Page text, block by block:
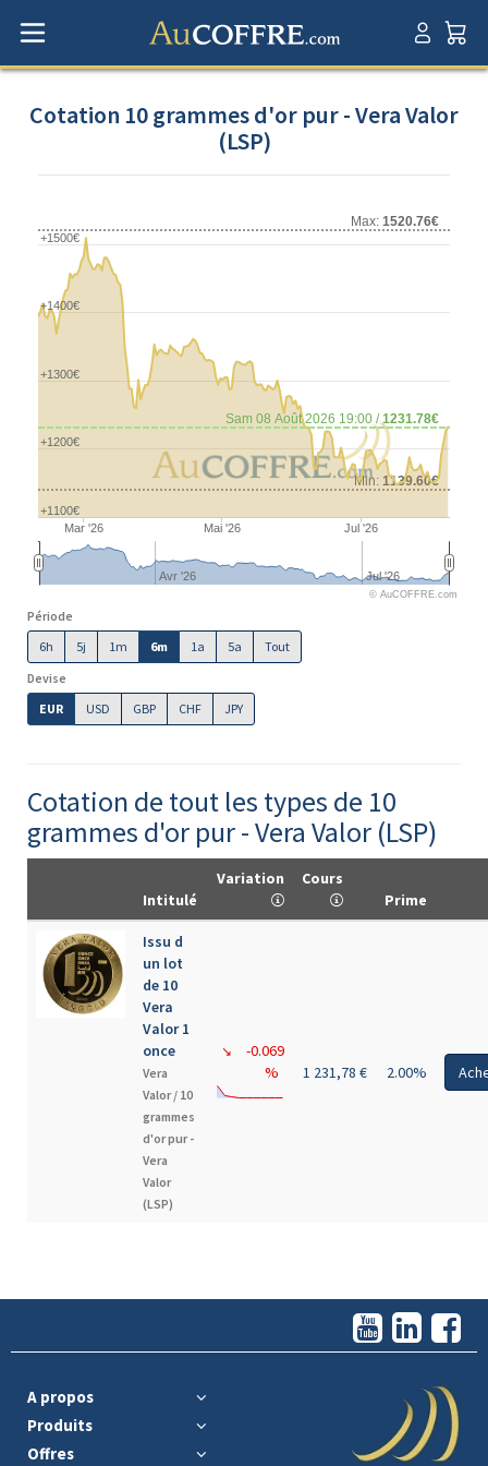
Cotation 10 grammes d'or pur - Vera Valor
(LSP)
Min: 1139.60€
Max: 1520.76€
Sam 08 Août 2026 19:00 /1231.78€
Mar '26 Mai '26 Jul '26
Avr '26 Jul '26
+1100€
+1200€
+1300€
+1400€
+1500€
© AuCOFFRE.com
Période
6h
5j 1m 6m 1a 5a
Tout
Devise
EUR
USD GBP CHF JPY
Cotation de tout les types de 10
grammes d'or pur - Vera Valor (LSP)
Intitulé
Variation
Cours
Prime
Issu d
un lot
de 10
Vera
Valor 1
once
Vera
Valor / 10
grammes
d'or pur -
Vera
Valor
(LSP)
↘
-0.069
%
1 231,78 € 2.00%
A propos
Produits
Offres